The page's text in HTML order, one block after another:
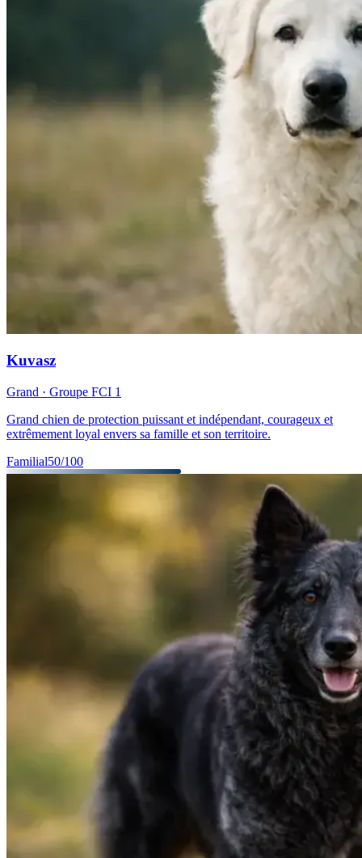
Kuvasz
Grand · Groupe FCI 1
Grand chien de protection puissant et indépendant, courageux et
extrêmement loyal envers sa famille et son territoire.
Familial50/100